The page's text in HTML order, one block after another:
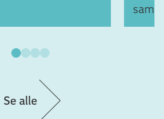
Se alle